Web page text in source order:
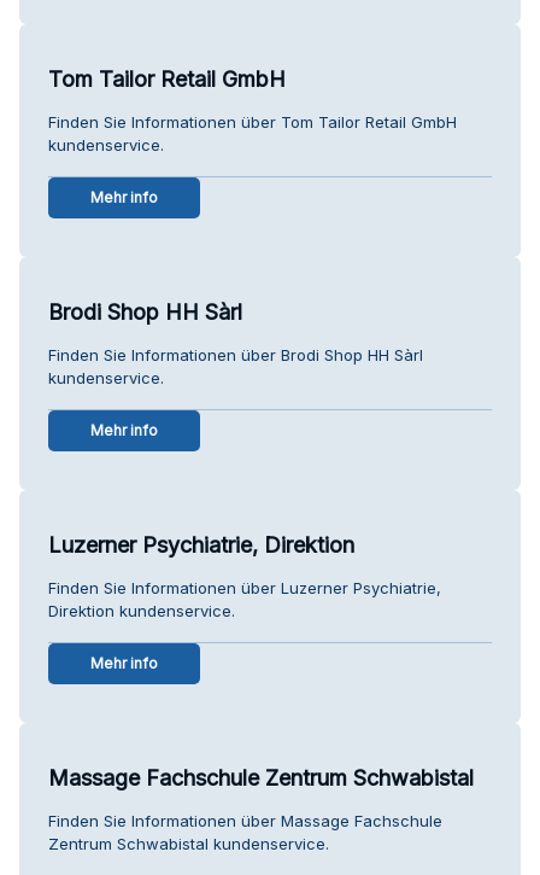
Tom Tailor Retail GmbH
Finden Sie Informationen über Tom Tailor Retail GmbH
kundenservice.
Mehr info
Brodi Shop HH Sàrl
Finden Sie Informationen über Brodi Shop HH Sàrl
kundenservice.
Mehr info
Luzerner Psychiatrie, Direktion
Finden Sie Informationen über Luzerner Psychiatrie,
Direktion kundenservice.
Mehr info
Massage Fachschule Zentrum Schwabistal
Finden Sie Informationen über Massage Fachschule
Zentrum Schwabistal kundenservice.